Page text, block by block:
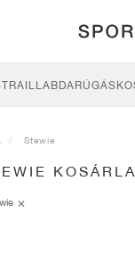
TRAILLABDARÚGÁS
Stewie